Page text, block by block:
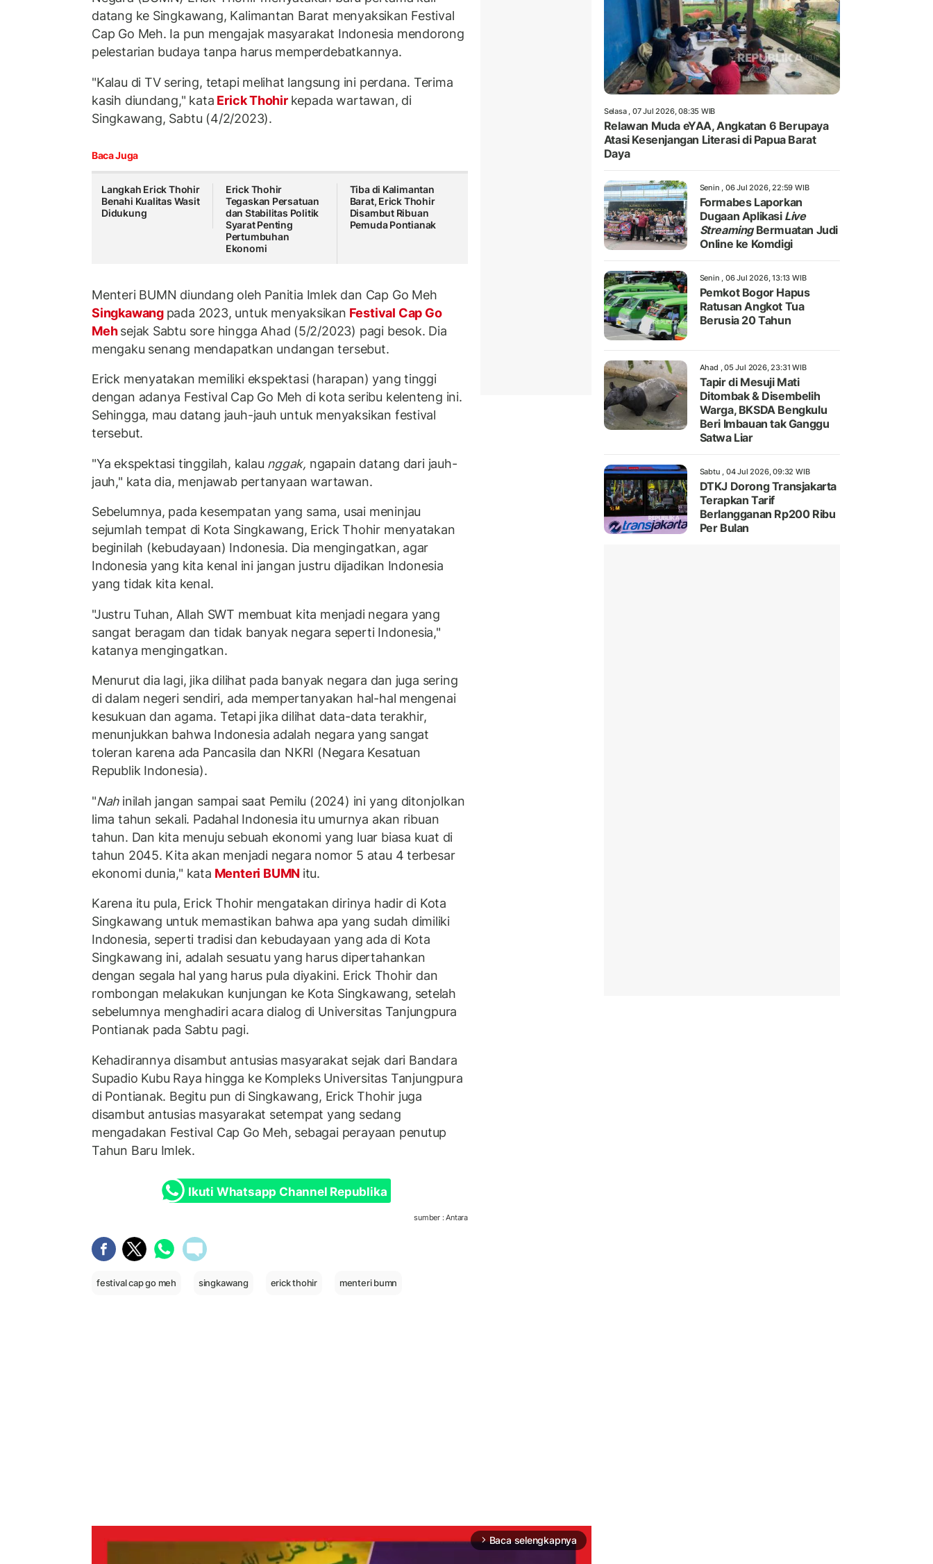
datang ke Singkawang, Kalimantan Barat menyaksikan Festival
Cap Go Meh. Ia pun mengajak masyarakat Indonesia mendorong
pelestarian budaya tanpa harus memperdebatkannya.
"Kalau di TV sering, tetapi melihat langsung ini perdana. Terima
kasih diundang," kata Erick Thohir kepada wartawan, di
Singkawang, Sabtu (4/2/2023).
Baca Juga
Langkah Erick Thohir
Benahi Kualitas Wasit
Didukung
Erick Thohir
Tegaskan Persatuan
dan Stabilitas Politik
Syarat Penting
Pertumbuhan
Ekonomi
Tiba di Kalimantan
Barat, Erick Thohir
Disambut Ribuan
Pemuda Pontianak
Menteri BUMN diundang oleh Panitia Imlek dan Cap Go Meh
Singkawang pada 2023, untuk menyaksikan Festival Cap Go
Mehsejak Sabtu sore hingga Ahad (5/2/2023) pagi besok. Dia
mengaku senang mendapatkan undangan tersebut.
Erick menyatakan memiliki ekspektasi (harapan) yang tinggi
dengan adanya Festival Cap Go Meh di kota seribu kelenteng ini.
Sehingga, mau datang jauh-jauh untuk menyaksikan festival
tersebut.
"Ya ekspektasi tinggilah, kalau nggak, ngapain datang dari jauh-
jauh," kata dia, menjawab pertanyaan wartawan.
Sebelumnya, pada kesempatan yang sama, usai meninjau
sejumlah tempat di Kota Singkawang, Erick Thohir menyatakan
beginilah (kebudayaan) Indonesia. Dia mengingatkan, agar
Indonesia yang kita kenal ini jangan justru dijadikan Indonesia
yang tidak kita kenal.
"Justru Tuhan, Allah SWT membuat kita menjadi negara yang
sangat beragam dan tidak banyak negara seperti Indonesia,"
katanya mengingatkan.
Menurut dia lagi, jika dilihat pada banyak negara dan juga sering
di dalam negeri sendiri, ada mempertanyakan hal-hal mengenai
kesukuan dan agama. Tetapi jika dilihat data-data terakhir,
menunjukkan bahwa Indonesia adalah negara yang sangat
toleran karena ada Pancasila dan NKRI (Negara Kesatuan
Republik Indonesia).
"Nahinilah jangan sampai saat Pemilu (2024) ini yang ditonjolkan
lima tahun sekali. Padahal Indonesia itu umurnya akan ribuan
tahun. Dan kita menuju sebuah ekonomi yang luar biasa kuat di
tahun 2045. Kita akan menjadi negara nomor 5 atau 4 terbesar
ekonomi dunia," kata Menteri BUMN itu.
Karena itu pula, Erick Thohir mengatakan dirinya hadir di Kota
Singkawang untuk memastikan bahwa apa yang sudah dimiliki
Indonesia, seperti tradisi dan kebudayaan yang ada di Kota
Singkawang ini, adalah sesuatu yang harus dipertahankan
dengan segala hal yang harus pula diyakini. Erick Thohir dan
rombongan melakukan kunjungan ke Kota Singkawang, setelah
sebelumnya menghadiri acara dialog di Universitas Tanjungpura
Pontianak pada Sabtu pagi.
Kehadirannya disambut antusias masyarakat sejak dari Bandara
Supadio Kubu Raya hingga ke Kompleks Universitas Tanjungpura
di Pontianak. Begitu pun di Singkawang, Erick Thohir juga
disambut antusias masyarakat setempat yang sedang
mengadakan Festival Cap Go Meh, sebagai perayaan penutup
Tahun Baru Imlek.
Ikuti Whatsapp Channel Republika
sumber : Antara
festival cap go meh singkawang erick thohir menteri bumn
arrow_forward_ios Baca selengkapnya
Selasa , 07 Jul 2026, 08:35 WIB
Relawan Muda eYAA, Angkatan 6 Berupaya
Atasi Kesenjangan Literasi di Papua Barat
Daya
Senin , 06 Jul 2026, 22:59 WIB
Formabes Laporkan
Dugaan Aplikasi Live
StreamingBermuatan Judi
Online ke Komdigi
Senin , 06 Jul 2026, 13:13 WIB
Pemkot Bogor Hapus
Ratusan Angkot Tua
Berusia 20 Tahun
Ahad , 05 Jul 2026, 23:31 WIB
Tapir di Mesuji Mati
Ditombak & Disembelih
Warga, BKSDA Bengkulu
Beri Imbauan tak Ganggu
Satwa Liar
Sabtu , 04 Jul 2026, 09:32 WIB
DTKJ Dorong Transjakarta
Terapkan Tarif
Berlangganan Rp200 Ribu
Per Bulan